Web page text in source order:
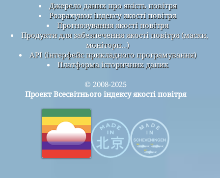
Джерело даних про якість повітря
Розрахунок індексу якості повітря
Прогнозування якості повітря
Продукти для забезпечення якості повітря (маски,
монітори…)
API (інтерфейс прикладного програмування)
Платформа історичних даних
© 2008-2025
Проект Всесвітнього індексу якості повітря